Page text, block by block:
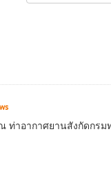
ท่าอากาศยานสังกัดกร